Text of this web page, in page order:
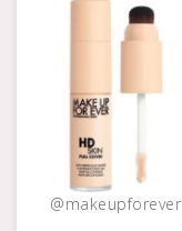
@makeupforever